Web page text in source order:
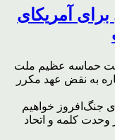
آمریکای
حماسه عظیم ملت
به نقض عهد مکرر
جنگ‌افروز خواهیم
وحدت کلمه و اتحاد